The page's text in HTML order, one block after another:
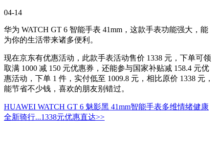
04-14
华为 WATCH GT 6 智能手表 41mm，这款手表功能强大，能
为你的生活带来诸多便利。
现在京东有优惠活动，此款手表活动售价 1338 元，下单可领
取满 1000 减 150 元优惠券，还能参与国家补贴减 158.4 元优
惠活动，下单 1 件，实付低至 1009.8 元，相比原价 1338 元，
能节省不少钱，喜欢的朋友别错过。
HUAWEI WATCH GT 6 魅影黑 41mm智能手表多维情绪健康
全新骑行...1338元优惠直达>>